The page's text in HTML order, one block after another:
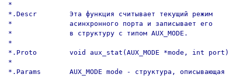
*
*.Descr        Эта функция считывает текущий режим
*              асинхронного порта и записывает его
*              в структуру с типом AUX_MODE.
*
*.Proto        void aux_stat(AUX_MODE *mode, int
*
*.Params       AUX_MODE mode - структура, описывающая